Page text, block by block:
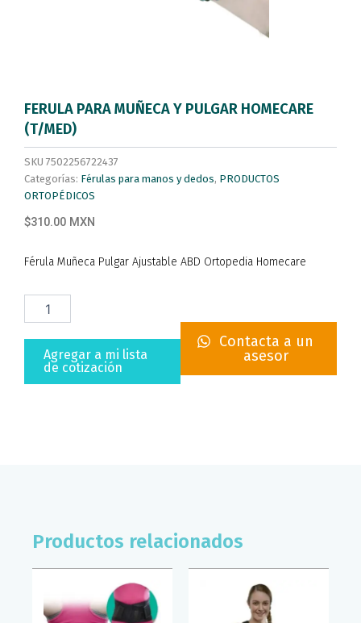
FERULA PARA MUÑECA Y PULGAR HOMECARE
(T/MED)
SKU 7502256722437
Categorías: Férulas para manos y dedos, PRODUCTOS
ORTOPÉDICOS
$310.00 MXN
Férula Muñeca Pulgar Ajustable ABD Ortopedia Homecare
FERULA
PARA
PULGAR
Agregar a mi lista
de cotización
Contacta a un
asesor
Productos relacionados